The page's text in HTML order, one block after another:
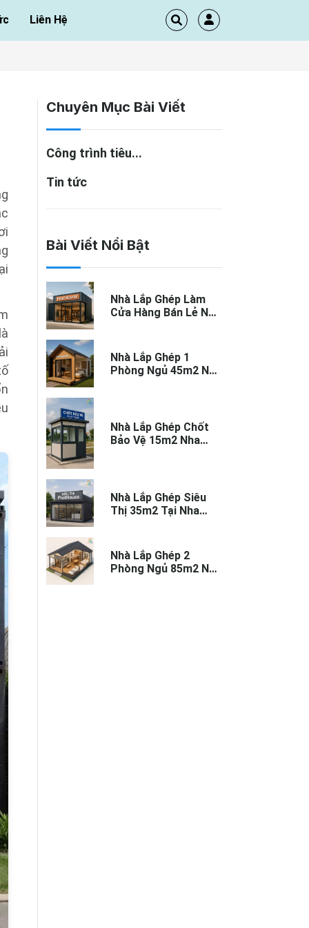
Liên Hệ
Chuyên Mục Bài Viết
Công trình tiêu...
Tin tức
Bài Viết Nổi Bật
Nhà Lắp Ghép Làm
Cửa Hàng Bán Lẻ Nha
Nhà Lắp Ghép 1
Phòng Ngủ 45m2 Nha
Nhà Lắp Ghép Chốt
Bảo Vệ 15m2 Nha
Nhà Lắp Ghép Siêu
Thị 35m2 Tại Nha
Nhà Lắp Ghép 2
Phòng Ngủ 85m2 Nha